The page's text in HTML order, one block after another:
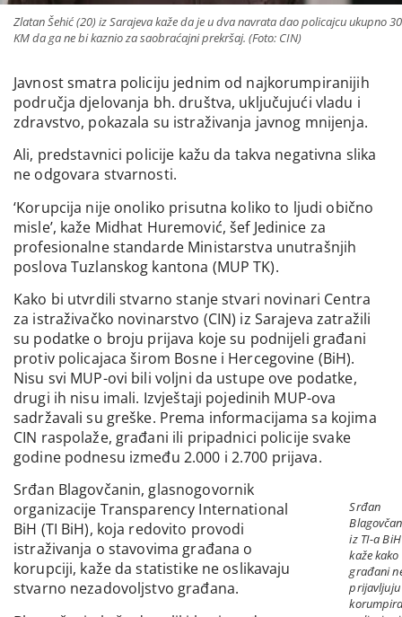
Zlatan Šehić (20) iz Sarajeva kaže da je u dva navrata dao policajcu ukupno 30
KM da ga ne bi kaznio za saobraćajni prekršaj. (Foto: CIN)
Javnost smatra policiju jednim od najkorumpiranijih
područja djelovanja bh. društva, uključujući vladu i
zdravstvo, pokazala su istraživanja javnog mnijenja.
Ali, predstavnici policije kažu da takva negativna slika
ne odgovara stvarnosti.
‘Korupcija nije onoliko prisutna koliko to ljudi obično
misle’, kaže Midhat Huremović, šef Jedinice za
profesionalne standarde Ministarstva unutrašnjih
poslova Tuzlanskog kantona (MUP TK).
Kako bi utvrdili stvarno stanje stvari novinari Centra
za istraživačko novinarstvo (CIN) iz Sarajeva zatražili
su podatke o broju prijava koje su podnijeli građani
protiv policajaca širom Bosne i Hercegovine (BiH).
Nisu svi MUP-ovi bili voljni da ustupe ove podatke,
drugi ih nisu imali. Izvještaji pojedinih MUP-ova
sadržavali su greške. Prema informacijama sa kojima
CIN raspolaže, građani ili pripadnici policije svake
godine podnesu između 2.000 i 2.700 prijava.
Srđan
iz TI-a BiH
kaže kako
građani
prijavljuju
Srđan Blagovčanin, glasnogovornik
organizacije Transparency International
BiH (TI BiH), koja redovito provodi
istraživanja o stavovima građana o
korupciji, kaže da statistike ne oslikavaju
stvarno nezadovoljstvo građana.